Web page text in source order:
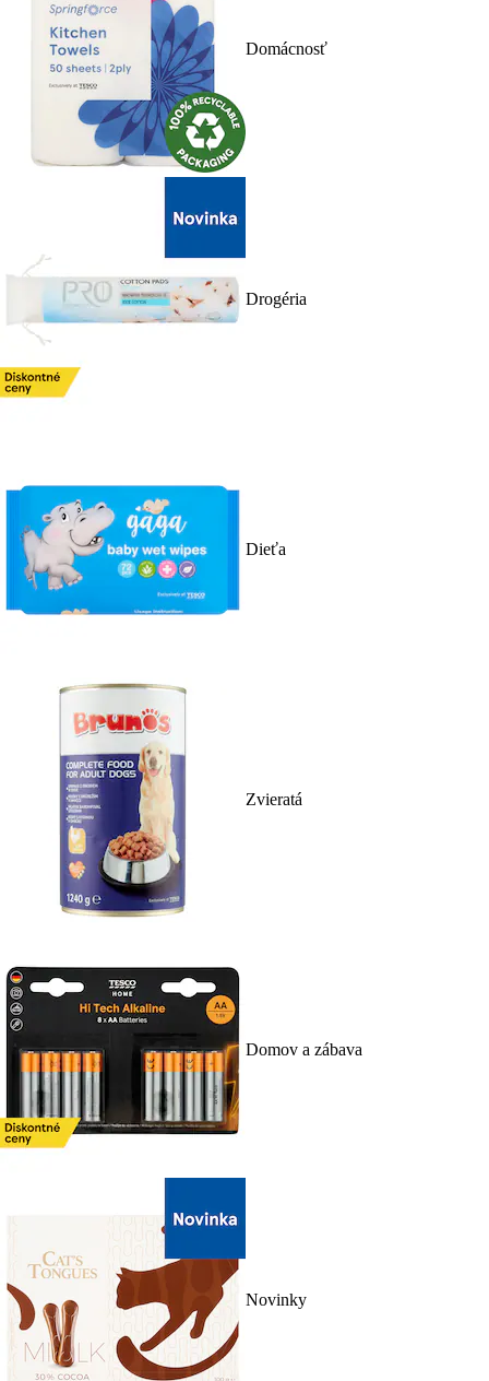
Domácnosť
Drogéria
Dieťa
Zvieratá
Domov a zábava
Novinky